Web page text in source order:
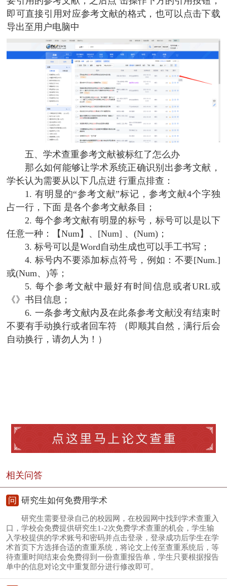
即可直接引用对应参考文献的格式，也可以点击下载
导出至用户电脑中
五、学术查重参考文献被标红了怎么办
那么如何能够让学术系统正确识别出参考文献，
学长认为需要从以下几点进 行重点排查：
1. 有明显的“参考文献”标记，参考文献4个字独
占一行，下面 是各个参考文献条目；
2. 每个参考文献有明显的标号，标号可以是以下
任意一种：【Num】、[Num] 、(Num)；
3. 标号可以是Word自动生成也可以手工书写；
4. 标号内不要添加标点符号，例如：不要[Num.]
或(Num、)等；
5. 每个参考文献中最好有时间信息或者URL或
《》书目信息；
6. 一条参考文献内及在此条参考文献没有结束时
不要有手动换行或者回车符 （即顺其自然，满行后会
自动换行，请勿人为！）
相关问答
问 研究生如何免费用学术
研究生需要登录自己的校园网，在校园网中找到学术查重入
口，学校会免费提供研究生1-2次免费学术查重的机会，学生输
入学校提供的学术账号和密码并点击登录，登录成功后学生在学
术首页下方选择合适的查重系统，将论文上传至查重系统后，等
待查重时间结束会免费得到一份查重报告单，学生只要根据报告
单中的信息对论文中重复部分进行修改即可。